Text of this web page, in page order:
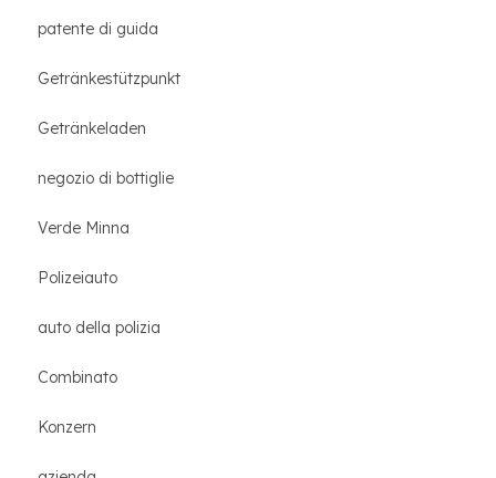
patente di guida
Getränkestützpunkt
Getränkeladen
negozio di bottiglie
Verde Minna
Polizeiauto
auto della polizia
Combinato
Konzern